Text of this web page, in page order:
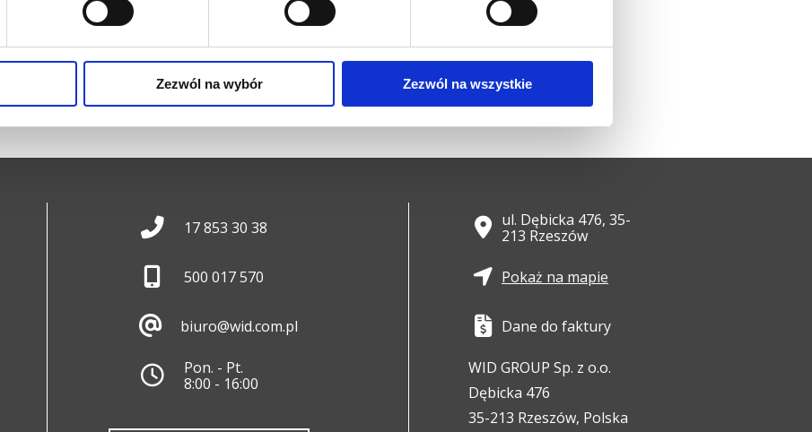
Zezwól na wybór Zezwól na wszystkie
Zapytaj o produkt
17 853 30 38
500 017 570
biuro@wid.com.pl
Pon. - Pt.
8:00 - 16:00
ul. Dębicka 476, 35-
213 Rzeszów
Pokaż na mapie
Dane do faktury
WID GROUP Sp. z o.o.
Dębicka 476
35-213 Rzeszów, Polska